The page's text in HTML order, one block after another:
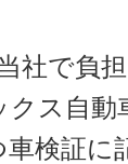
社で負
ス自動
検証に